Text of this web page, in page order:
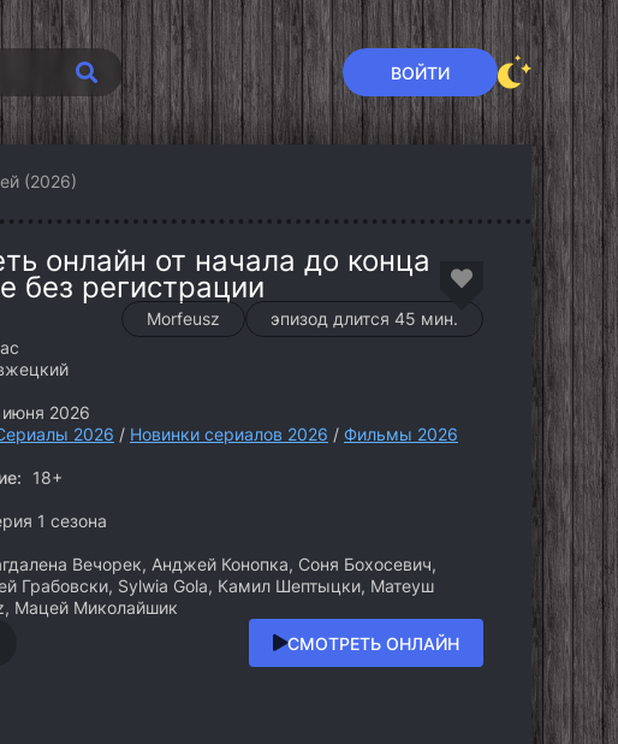
ВОЙТИ
(2026)
онлайн от начала до конца
без регистрации
Morfeusz
эпизод длится 45 мин.
июня 2026
2026 / Новинки сериалов 2026 / Фильмы 2026
18+
1 сезона
Вечорек, Анджей Конопка, Соня Бохосевич,
Грабовски, Sylwia Gola, Камил Шептыцки, Матеуш
Мацей Миколайшик
СМОТРЕТЬ ОНЛАЙН